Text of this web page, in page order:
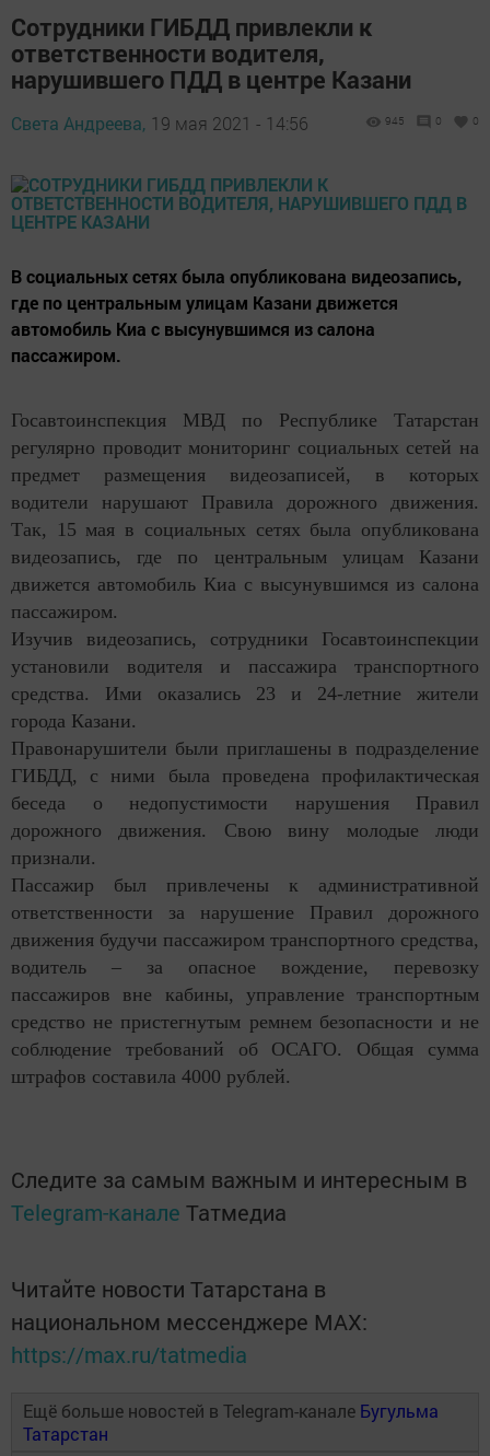
Сотрудники ГИБДД привлекли к
ответственности водителя,
нарушившего ПДД в центре Казани
Света Андреева, 19 мая 2021 - 14:56 945 0 0
В социальных сетях была опубликована видеозапись,
где по центральным улицам Казани движется
автомобиль Киа с высунувшимся из салона
пассажиром.
Госавтоинспекция МВД по Республике Татарстан
регулярно проводит мониторинг социальных сетей на
предмет размещения видеозаписей, в которых
водители нарушают Правила дорожного движения.
Так, 15 мая в социальных сетях была опубликована
видеозапись, где по центральным улицам Казани
движется автомобиль Киа с высунувшимся из салона
пассажиром.
Изучив видеозапись, сотрудники Госавтоинспекции
установили водителя и пассажира транспортного
средства. Ими оказались 23 и 24-летние жители
города Казани.
Правонарушители были приглашены в подразделение
ГИБДД, с ними была проведена профилактическая
беседа о недопустимости нарушения Правил
дорожного движения. Свою вину молодые люди
признали.
Пассажир был привлечены к административной
ответственности за нарушение Правил дорожного
движения будучи пассажиром транспортного средства,
водитель – за опасное вождение, перевозку
пассажиров вне кабины, управление транспортным
средство не пристегнутым ремнем безопасности и не
соблюдение требований об ОСАГО. Общая сумма
штрафов составила 4000 рублей.
Следите за самым важным и интересным в
Telegram-канале Татмедиа
Читайте новости Татарстана в
национальном мессенджере MАХ:
https://max.ru/tatmedia
Ещё больше новостей в Telegram-канале Бугульма
Татарстан